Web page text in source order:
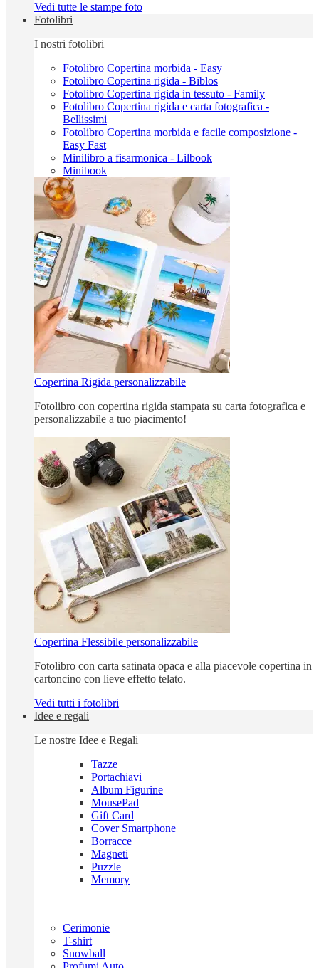
Vedi tutte le stampe foto
Fotolibri
I nostri fotolibri
Fotolibro Copertina morbida - Easy
Fotolibro Copertina rigida - Biblos
Fotolibro Copertina rigida in tessuto - Family
Fotolibro Copertina rigida e carta fotografica -
Bellissimi
Fotolibro Copertina morbida e facile composizione -
Easy Fast
Minilibro a fisarmonica - Lilbook
Minibook
Copertina Rigida personalizzabile
Fotolibro con copertina rigida stampata su carta fotografica e
personalizzabile a tuo piacimento!
Copertina Flessibile personalizzabile
Fotolibro con carta satinata opaca e alla piacevole copertina in
cartoncino con lieve effetto telato.
Vedi tutti i fotolibri
Idee e regali
Le nostre Idee e Regali
Tazze
Portachiavi
Album Figurine
MousePad
Gift Card
Cover Smartphone
Borracce
Magneti
Puzzle
Memory
Cerimonie
T-shirt
Snowball